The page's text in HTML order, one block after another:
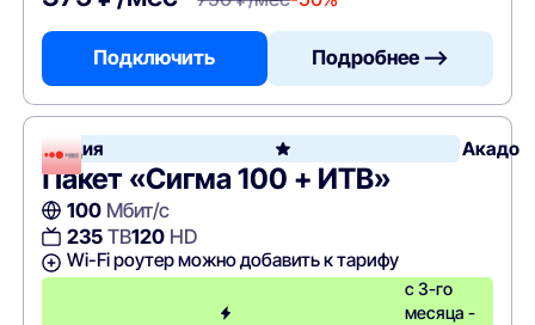
Подключить Подробнее —>
Акция Акадо
Пакет «Сигма 100 + ИТВ»
100Мбит/с
235ТВ120HD
Wi-Fi роутер можно добавить к тарифу
с 3-го
месяца -